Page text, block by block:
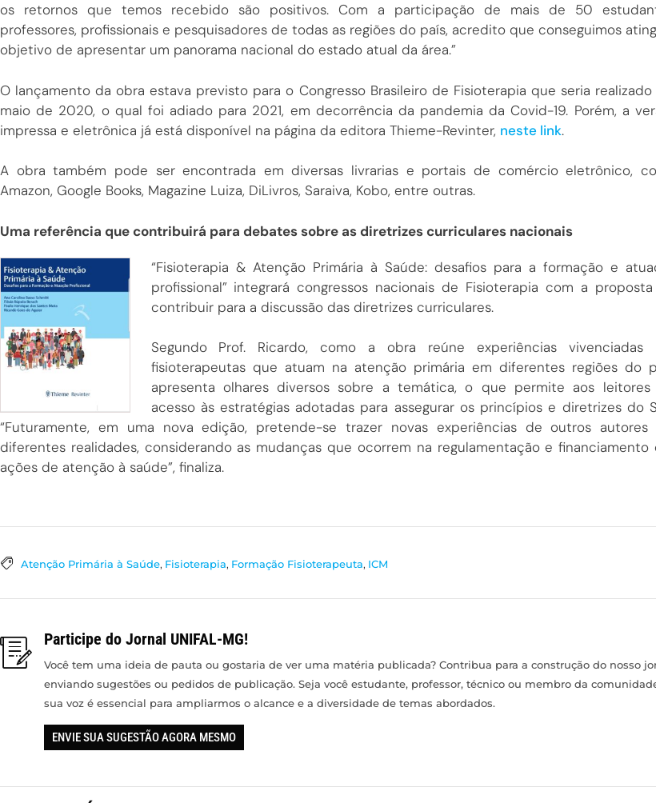
os retornos que temos recebido são positivos. Com a participação de mais de 50
professores, profissionais e pesquisadores de todas as regiões do país, acredito que conseguimos
objetivo de apresentar um panorama nacional do estado atual da área.”
O lançamento da obra estava previsto para o Congresso Brasileiro de Fisioterapia que seria realizado
maio de 2020, o qual foi adiado para 2021, em decorrência da pandemia da Covid-19. Porém, a
impressa e eletrônica já está disponível na página da editora Thieme-Revinter, neste link.
A obra também pode ser encontrada em diversas livrarias e portais de comércio eletrônico,
Amazon, Google Books, Magazine Luiza, DiLivros, Saraiva, Kobo, entre outras.
Uma referência que contribuirá para debates sobre as diretrizes curriculares nacionais
“Fisioterapia & Atenção Primária à Saúde: desafios para a formação e
profissional” integrará congressos nacionais de Fisioterapia com a
contribuir para a discussão das diretrizes curriculares.
Segundo Prof. Ricardo, como a obra reúne experiências vivenciadas
fisioterapeutas que atuam na atenção primária em diferentes regiões do
apresenta olhares diversos sobre a temática, o que permite aos
acesso às estratégias adotadas para assegurar os princípios e diretrizes do
“Futuramente, em uma nova edição, pretende-se trazer novas experiências de outros autores
diferentes realidades, considerando as mudanças que ocorrem na regulamentação e financiamento
ações de atenção à saúde”, finaliza.
Atenção Primária à Saúde, Fisioterapia, Formação Fisioterapeuta, ICM
Participe do Jornal UNIFAL-MG!
Você tem uma ideia de pauta ou gostaria de ver uma matéria publicada? Contribua para a construção do nosso
enviando sugestões ou pedidos de publicação. Seja você estudante, professor, técnico ou membro da
sua voz é essencial para ampliarmos o alcance e a diversidade de temas abordados.
ENVIE SUA SUGESTÃO AGORA MESMO